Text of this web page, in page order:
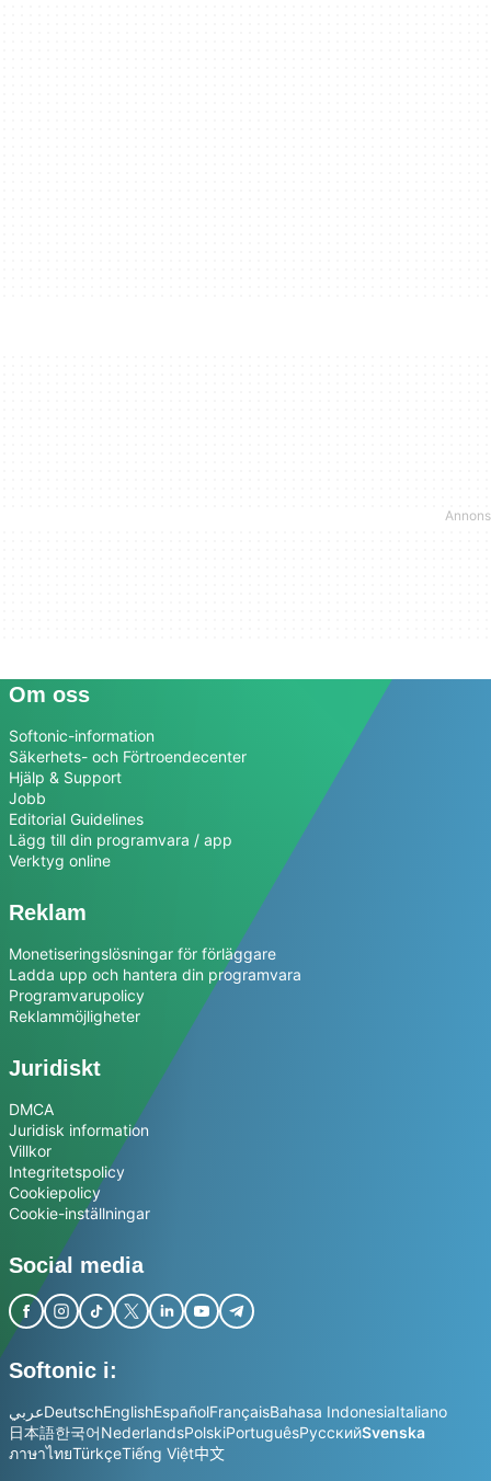
Om oss
Softonic-information
Säkerhets- och Förtroendecenter
Hjälp & Support
Jobb
Editorial Guidelines
Lägg till din programvara / app
Verktyg online
Reklam
Monetiseringslösningar för förläggare
Ladda upp och hantera din programvara
Programvarupolicy
Reklammöjligheter
Juridiskt
DMCA
Juridisk information
Villkor
Integritetspolicy
Cookiepolicy
Cookie-inställningar
Social media
Softonic i:
عربيDeutschEnglishEspañolFrançaisBahasa IndonesiaItaliano
日本語한국어NederlandsPolskiPortuguêsРусскийSvenska
ภาษาไทยTürkçeTiếng Việt中文